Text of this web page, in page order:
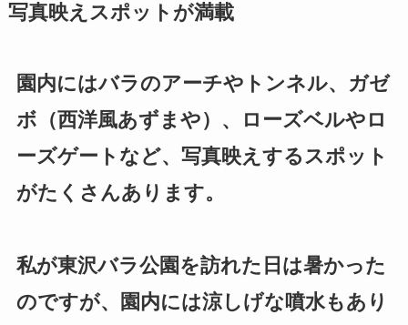
写真映えスポットが満載
園内にはバラのアーチやトンネル、ガゼ
ボ（西洋風あずまや）、ローズベルやロ
ーズゲートなど、写真映えするスポット
がたくさんあります。
私が東沢バラ公園を訪れた日は暑かった
のですが、園内には涼しげな噴水もあり